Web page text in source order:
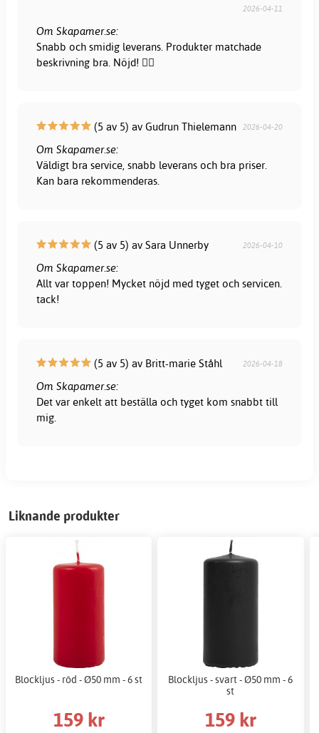
2026-04-11
Om Skapamer.se:
Snabb och smidig leverans. Produkter matchade
beskrivning bra. Nöjd! 👍🏻
(5 av 5) av Gudrun Thielemann 2026-04-20
Om Skapamer.se:
Väldigt bra service, snabb leverans och bra priser.
Kan bara rekommenderas.
(5 av 5) av Sara Unnerby 2026-04-10
Om Skapamer.se:
Allt var toppen! Mycket nöjd med tyget och servicen.
tack!
(5 av 5) av Britt-marie Ståhl 2026-04-18
Om Skapamer.se:
Det var enkelt att beställa och tyget kom snabbt till
mig.
Liknande produkter
Blockljus - röd - Ø50 mm - 6 st
159 kr
Blockljus - svart - Ø50 mm - 6
st
159 kr